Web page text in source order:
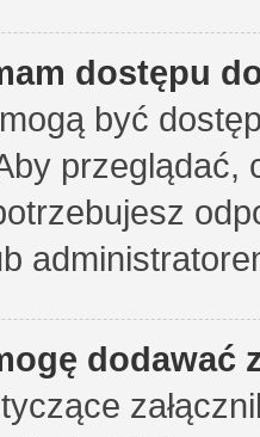
dostępu
być
dodawać